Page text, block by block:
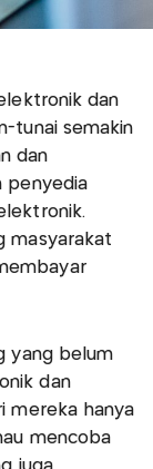
dan
tunai semakin
dan
penyedia
masyarakat
yang belum
dan
mereka hanya
mencoba